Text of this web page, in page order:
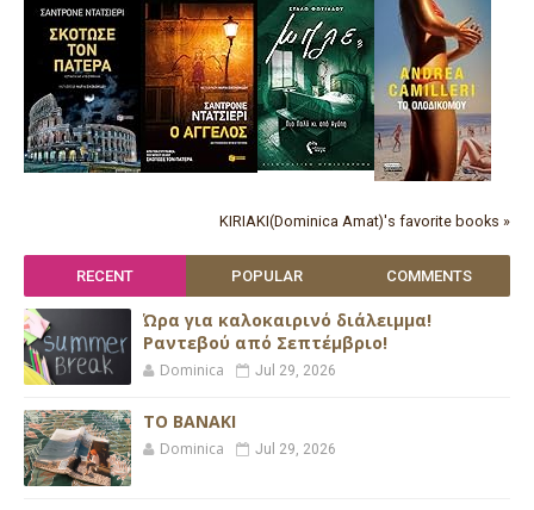
KIRIAKI(Dominica Amat)'s favorite books »
RECENT POPULAR COMMENTS
Ώρα για καλοκαιρινό διάλειμμα!
Ραντεβού από Σεπτέμβριο!
Dominica Jul 29, 2026
ΤΟ ΒΑΝΑΚΙ
Dominica Jul 29, 2026